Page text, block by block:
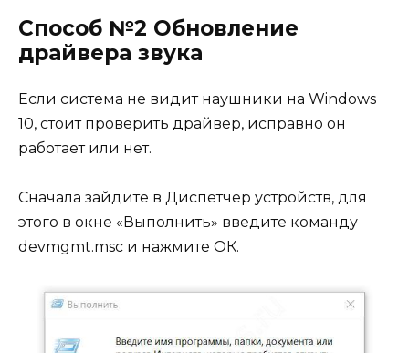
Способ №2 Обновление
драйвера звука
Если система не видит наушники на Windows
10, стоит проверить драйвер, исправно он
работает или нет.
Сначала зайдите в Диспетчер устройств, для
этого в окне «Выполнить» введите команду
devmgmt.msc и нажмите ОК.